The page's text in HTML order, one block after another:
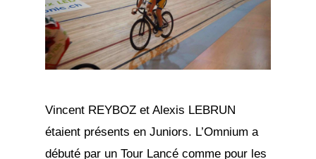
Vincent REYBOZ et Alexis LEBRUN
étaient présents en Juniors. L’Omnium a
débuté par un Tour Lancé comme pour les